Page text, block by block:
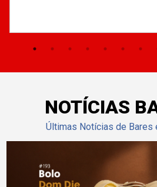
NOTÍCIAS
Últimas Notícias de Bares